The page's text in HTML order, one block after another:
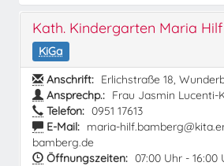
Kath. Kindergarten Maria Hilf
KiGa
Anschrift: Erlichstraße 18,
Ansprechp.: Frau Jasmin Lucenti-
Telefon: 0951 17613
E-Mail: maria-
bamberg.de
Öffnungszeiten: 07:00 Uhr - 16:00